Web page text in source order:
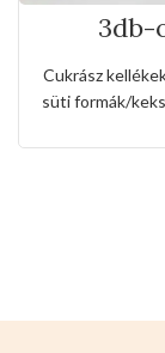
3db-
kiszúró
Cukrász
süti formák/